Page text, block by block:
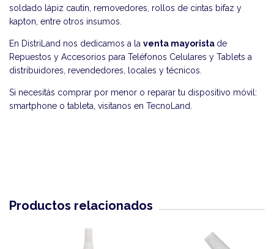
soldado lápiz cautin, removedores, rollos de cintas bifaz y
kapton, entre otros insumos.
En DistriLand nos dedicamos a la venta mayorista de
Repuestos y Accesorios para Teléfonos Celulares y Tablets a
distribuidores, revendedores, locales y técnicos.
Si necesitás comprar por menor o reparar tu dispositivo móvil:
smartphone o tableta, visitanos en TecnoLand
Productos relacionados